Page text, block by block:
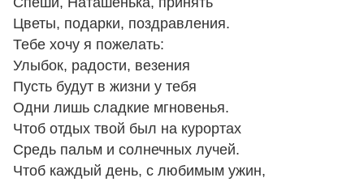
Цветы, подарки, поздравления.
Тебе хочу я пожелать:
Улыбок, радости, везения
Пусть будут в жизни у тебя
Одни лишь сладкие мгновенья.
Чтоб отдых твой был на курортах
Средь пальм и солнечных лучей.
Чтоб каждый день, с любимым ужин,